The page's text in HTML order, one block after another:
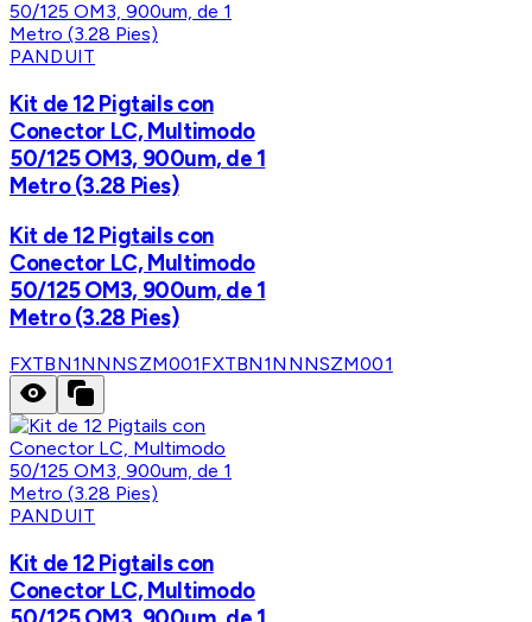
PANDUIT
Kit de 12 Pigtails con
Conector LC, Multimodo
50/125 OM3, 900um, de 1
Metro (3.28 Pies)
Kit de 12 Pigtails con
Conector LC, Multimodo
50/125 OM3, 900um, de 1
Metro (3.28 Pies)
FXTBN1NNNSZM001FXTBN1NNNSZM001
PANDUIT
Kit de 12 Pigtails con
Conector LC, Multimodo